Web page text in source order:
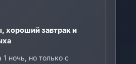
хороший завтрак и
ночь, но только с